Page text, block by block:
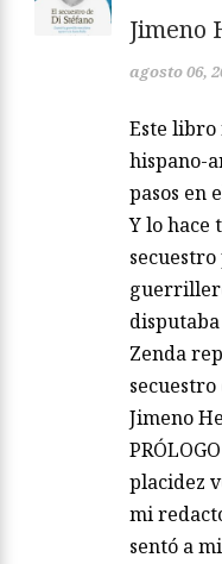
Jimeno
agosto 06,
Este libro
hispano-
pasos en
Y lo hace
Zenda
secuestro
Jimeno
placidez
mi
sentó a